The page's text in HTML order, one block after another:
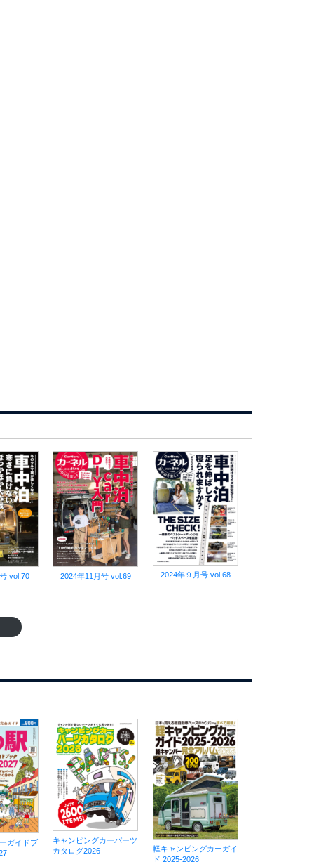
vol.70 2024年11月号 vol.69 2024年９月号 vol.68
ガイドブ
キャンピングカーパーツ
カタログ2026
軽キャンピングカーガイ
ド 2025-2026